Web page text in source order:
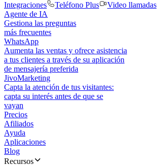
Integraciones
Teléfono Plus Video llamadas
Agente de IA
Gestiona las preguntas
más frecuentes
WhatsApp
Aumenta las ventas y ofrece asistencia
a tus clientes a través de su aplicación
de mensajería preferida
JivoMarketing
Capta la atención de tus visitantes:
capta su interés antes de que se
vayan
Precios
Afiliados
Ayuda
Aplicaciones
Blog
Recursos